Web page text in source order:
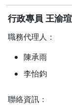
行政專員 王渝瑄
職務代理人：
陳承雨
李怡鈞
聯絡資訊：